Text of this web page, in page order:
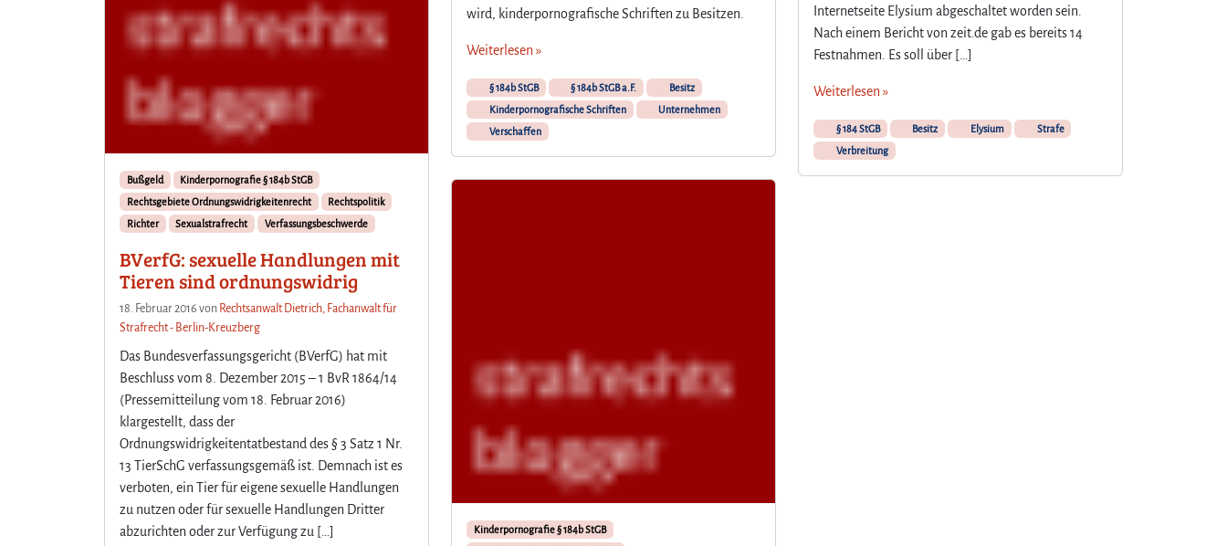
r
a
i
Internetseite Elysium abgeschaltet worden sein.
Nach einem Bericht von zeit.de gab es bereits 14
Festnahmen. Es soll über […]
Weiterlesen »
§ 184 StGB Besitz Elysium
Strafe
Verbreitung
wird, kinderpornografische Schriften zu Besitzen.
Weiterlesen »
§ 184b StGB § 184b StGB a.F.
Besitz
Kinderpornografische Schriften
Unternehmen
Verschaffen
Bußgeld
Kinderpornografie § 184b StGB
Rechtsgebiete Ordnungswidrigkeitenrecht
Rechtspolitik
Richter
Sexualstrafrecht Verfassungsbeschwerde
BVerfG: sexuelle Handlungen mit
Tieren sind ordnungswidrig
18. Februar 2016 von Rechtsanwalt Dietrich, Fachanwalt für
Strafrecht - Berlin-Kreuzberg
Das Bundesverfassungsgericht (BVerfG) hat mit
Beschluss vom 8. Dezember 2015 – 1 BvR 1864/14
(Pressemitteilung vom 18. Februar 2016)
klargestellt, dass der
Ordnungswidrigkeitentatbestand des § 3 Satz 1 Nr.
13 TierSchG verfassungsgemäß ist. Demnach ist es
verboten, ein Tier für eigene sexuelle Handlungen
zu nutzen oder für sexuelle Handlungen Dritter
abzurichten oder zur Verfügung zu […]
Kinderpornografie § 184b StGB